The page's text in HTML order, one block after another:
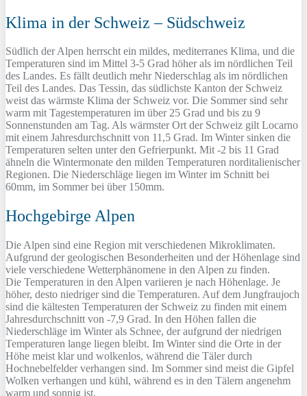
Klima in der Schweiz – Südschweiz
Südlich der Alpen herrscht ein mildes, mediterranes Klima, und die
Temperaturen sind im Mittel 3-5 Grad höher als im nördlichen Teil
des Landes. Es fällt deutlich mehr Niederschlag als im nördlichen
Teil des Landes. Das Tessin, das südlichste Kanton der Schweiz
weist das wärmste Klima der Schweiz vor. Die Sommer sind sehr
warm mit Tagestemperaturen im über 25 Grad und bis zu 9
Sonnenstunden am Tag. Als wärmster Ort der Schweiz gilt Locarno
mit einem Jahresdurchschnitt von 11,5 Grad. Im Winter sinken die
Temperaturen selten unter den Gefrierpunkt. Mit -2 bis 11 Grad
ähneln die Wintermonate den milden Temperaturen norditalienischer
Regionen. Die Niederschläge liegen im Winter im Schnitt bei
60mm, im Sommer bei über 150mm.
Hochgebirge Alpen
Die Alpen sind eine Region mit verschiedenen Mikroklimaten.
Aufgrund der geologischen Besonderheiten und der Höhenlage sind
viele verschiedene Wetterphänomene in den Alpen zu finden.
Die Temperaturen in den Alpen variieren je nach Höhenlage. Je
höher, desto niedriger sind die Temperaturen. Auf dem Jungfraujoch
sind die kältesten Temperaturen der Schweiz zu finden mit einem
Jahresdurchschnitt von -7,9 Grad. In den Höhen fallen die
Niederschläge im Winter als Schnee, der aufgrund der niedrigen
Temperaturen lange liegen bleibt. Im Winter sind die Orte in der
Höhe meist klar und wolkenlos, während die Täler durch
Hochnebelfelder verhangen sind. Im Sommer sind meist die Gipfel
Wolken verhangen und kühl, während es in den Tälern angenehm
warm und sonnig ist.